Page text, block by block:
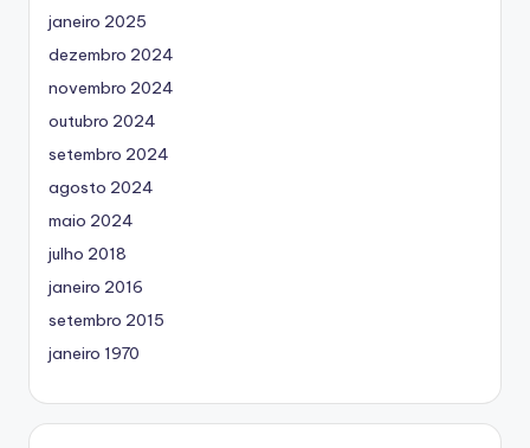
janeiro 2025
dezembro 2024
novembro 2024
outubro 2024
setembro 2024
agosto 2024
maio 2024
julho 2018
janeiro 2016
setembro 2015
janeiro 1970